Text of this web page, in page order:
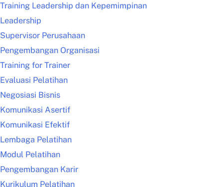
Training Leadership dan Kepemimpinan
Leadership
Supervisor Perusahaan
Pengembangan Organisasi
Training for Trainer
Evaluasi Pelatihan
Negosiasi Bisnis
Komunikasi Asertif
Komunikasi Efektif
Lembaga Pelatihan
Modul Pelatihan
Pengembangan Karir
Kurikulum Pelatihan